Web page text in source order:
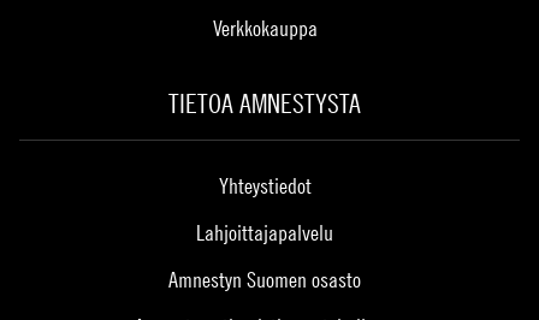
Verkkokauppa
TIETOA AMNESTYSTA
Yhteystiedot
Lahjoittajapalvelu
Amnestyn Suomen osasto